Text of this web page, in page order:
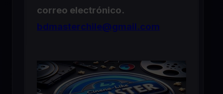
correo electrónico.
bdmasterchile@gmail.com